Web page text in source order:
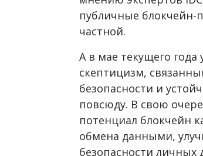
публичные блокчейн-
частной.
А в мае текущего
скептицизм,
безопасности и
повсюду. В свою
потенциал блокчейн
обмена данными,
безопасности личных